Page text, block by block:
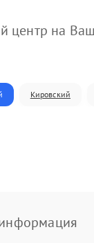
центр на
Кировский